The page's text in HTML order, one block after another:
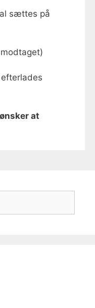
sættes på
at